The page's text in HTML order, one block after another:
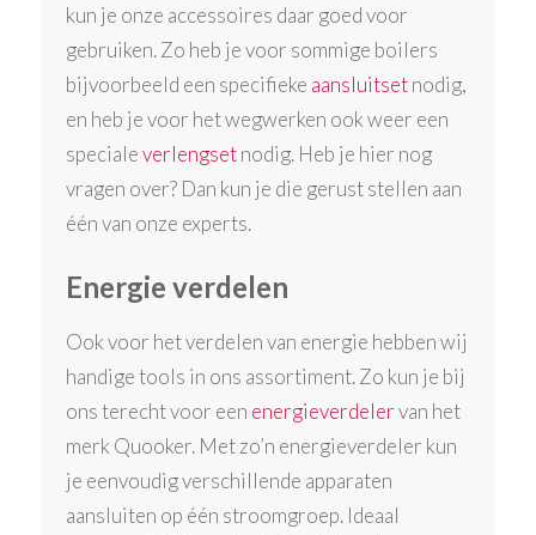
kun je onze accessoires daar goed voor
gebruiken. Zo heb je voor sommige boilers
bijvoorbeeld een specifieke aansluitsetnodig,
en heb je voor het wegwerken ook weer een
specialeverlengsetnodig. Heb je hier nog
vragen over? Dan kun je die gerust stellen aan
één van onze experts.
Energie verdelen
Ook voor het verdelen van energie hebben wij
handige tools in ons assortiment. Zo kun je bij
ons terecht voor een energieverdelervan het
merk Quooker. Met zo’n energieverdeler kun
je eenvoudig verschillende apparaten
aansluiten op één stroomgroep. Ideaal